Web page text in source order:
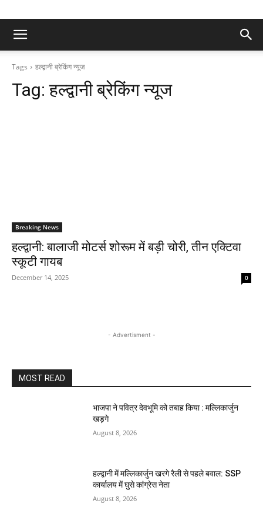
Tags हल्द्वानी ब्रेकिंग न्यूज
Tag:हल्द्वानी ब्रेकिंग न्यूज
Breaking News
हल्द्वानी: बालाजी मोटर्स शोरूम में बड़ी चोरी, तीन एक्टिवा
स्कूटी गायब
December 14, 2025 0
- Advertisment -
MOST READ
भाजपा ने पवित्र देवभूमि को तबाह किया : मल्लिकार्जुन
खड़गे
August 8, 2026
हल्द्वानी में मल्लिकार्जुन खरगे रैली से पहले बवाल: SSP
कार्यालय में घुसे कांग्रेस नेता
August 8, 2026